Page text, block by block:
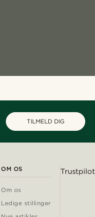
TILMELD DIG
OM OS
Om os
Ledige stillinger
Trustpilot